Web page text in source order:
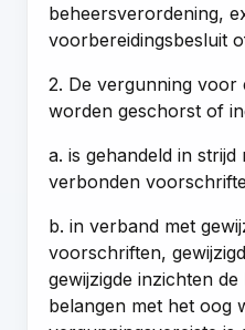
beheersverordening,
voorbereidingsbesluit
2. De vergunning voor
worden geschorst of
a. is gehandeld in
verbonden
b. in verband met
voorschriften,
gewijzigde inzichten
belangen met het oog